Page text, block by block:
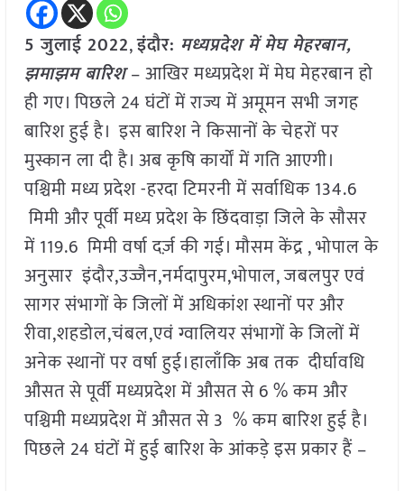
5 जुलाई 2022,इंदौर: मध्यप्रदेश में मेघ मेहरबान,
झमाझम बारिश– आखिर मध्यप्रदेश में मेघ मेहरबान हो
ही गए। पिछले 24 घंटों में राज्य में अमूमन सभी जगह
बारिश हुई है। इस बारिश ने किसानों के चेहरों पर
मुस्कान ला दी है। अब कृषि कार्यों में गति आएगी।
पश्चिमी मध्य प्रदेश -हरदा टिमरनी में सर्वाधिक 134.6
मिमी और पूर्वी मध्य प्रदेश के छिंदवाड़ा जिले के सौसर
में 119.6 मिमी वर्षा दर्ज़ की गई। मौसम केंद्र , भोपाल के
अनुसार इंदौर,उज्जैन,नर्मदापुरम,भोपाल, जबलपुर एवं
सागर संभागों के जिलों में अधिकांश स्थानों पर और
रीवा,शहडोल,चंबल,एवं ग्वालियर संभागों के जिलों में
अनेक स्थानों पर वर्षा हुई।हालाँकि अब तक दीर्घावधि
औसत से पूर्वी मध्यप्रदेश में औसत से 6 % कम और
पश्चिमी मध्यप्रदेश में औसत से 3 % कम बारिश हुई है।
पिछले 24 घंटों में हुई बारिश के आंकड़े इस प्रकार हैं –